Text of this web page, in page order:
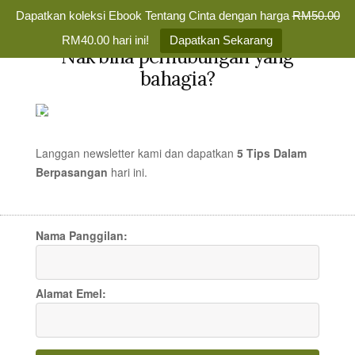
Dapatkan koleksi Ebook Tentang Cinta dengan hargaRM50.00
RM40.00 hari ini!
Dapatkan Sekarang
content
TENTANG
CINTA
Percintaan
yang
Dulu Dan Kini
PUISI CINTA/
Nak bina perhubungan yang
bahagia?
Langgan newsletter kami dan dapatkan 5 Tips Dalam
Berpasangan hariini.
Nama Panggilan:
Alamat Emel: